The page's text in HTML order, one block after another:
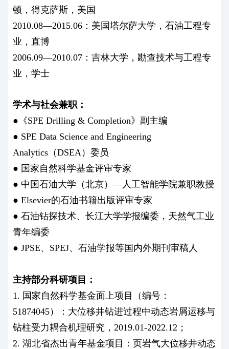
顿，得克萨斯，美国
2010.08—2015.06：美国塔尔萨大学，石油工程专
业，直博
2006.09—2010.07：吉林大学，勘查技术与工程专
业，学士
学术与社会兼职：
●《SPE Drilling & Completion》副主编
● SPE Data Science and Engineering
Analytics（DSEA）委员
● 国家自然科学基金评审专家
● 中国石油大学（北京）—人工智能学院兼职教授
● Elsevier的石油书籍出版评审专家
● 石油钻探技术、长江大学学报编委，天然气工业
青年编委
● JPSE、SPEJ、石油学报等国内外期刊审稿人
主持部分科研项目：
1. 国家自然科学基金面上项目（编号：
51874045）：大位移井钻进过程中动态岩屑运移与
钻柱受力耦合机理研究，2019.01-2022.12；
2. 湖北省杰出青年基金项目：页岩气大位移井动态